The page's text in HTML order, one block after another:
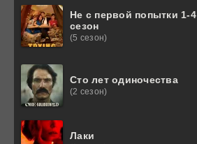
Не с первой попытки 1-4
сезон
(5 сезон)
Сто лет одиночества
(2 сезон)
Лаки